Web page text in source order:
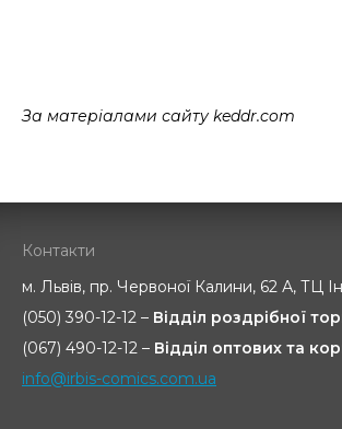
За матеріалами сайту keddr.com
Контакти
м. Львів, пр. Червоної Калини, 62 А, ТЦ
(050) 390-12-12 – Відділ роздрібної
(067) 490-12-12 – Відділ оптових та
info@irbis-comics.com.ua